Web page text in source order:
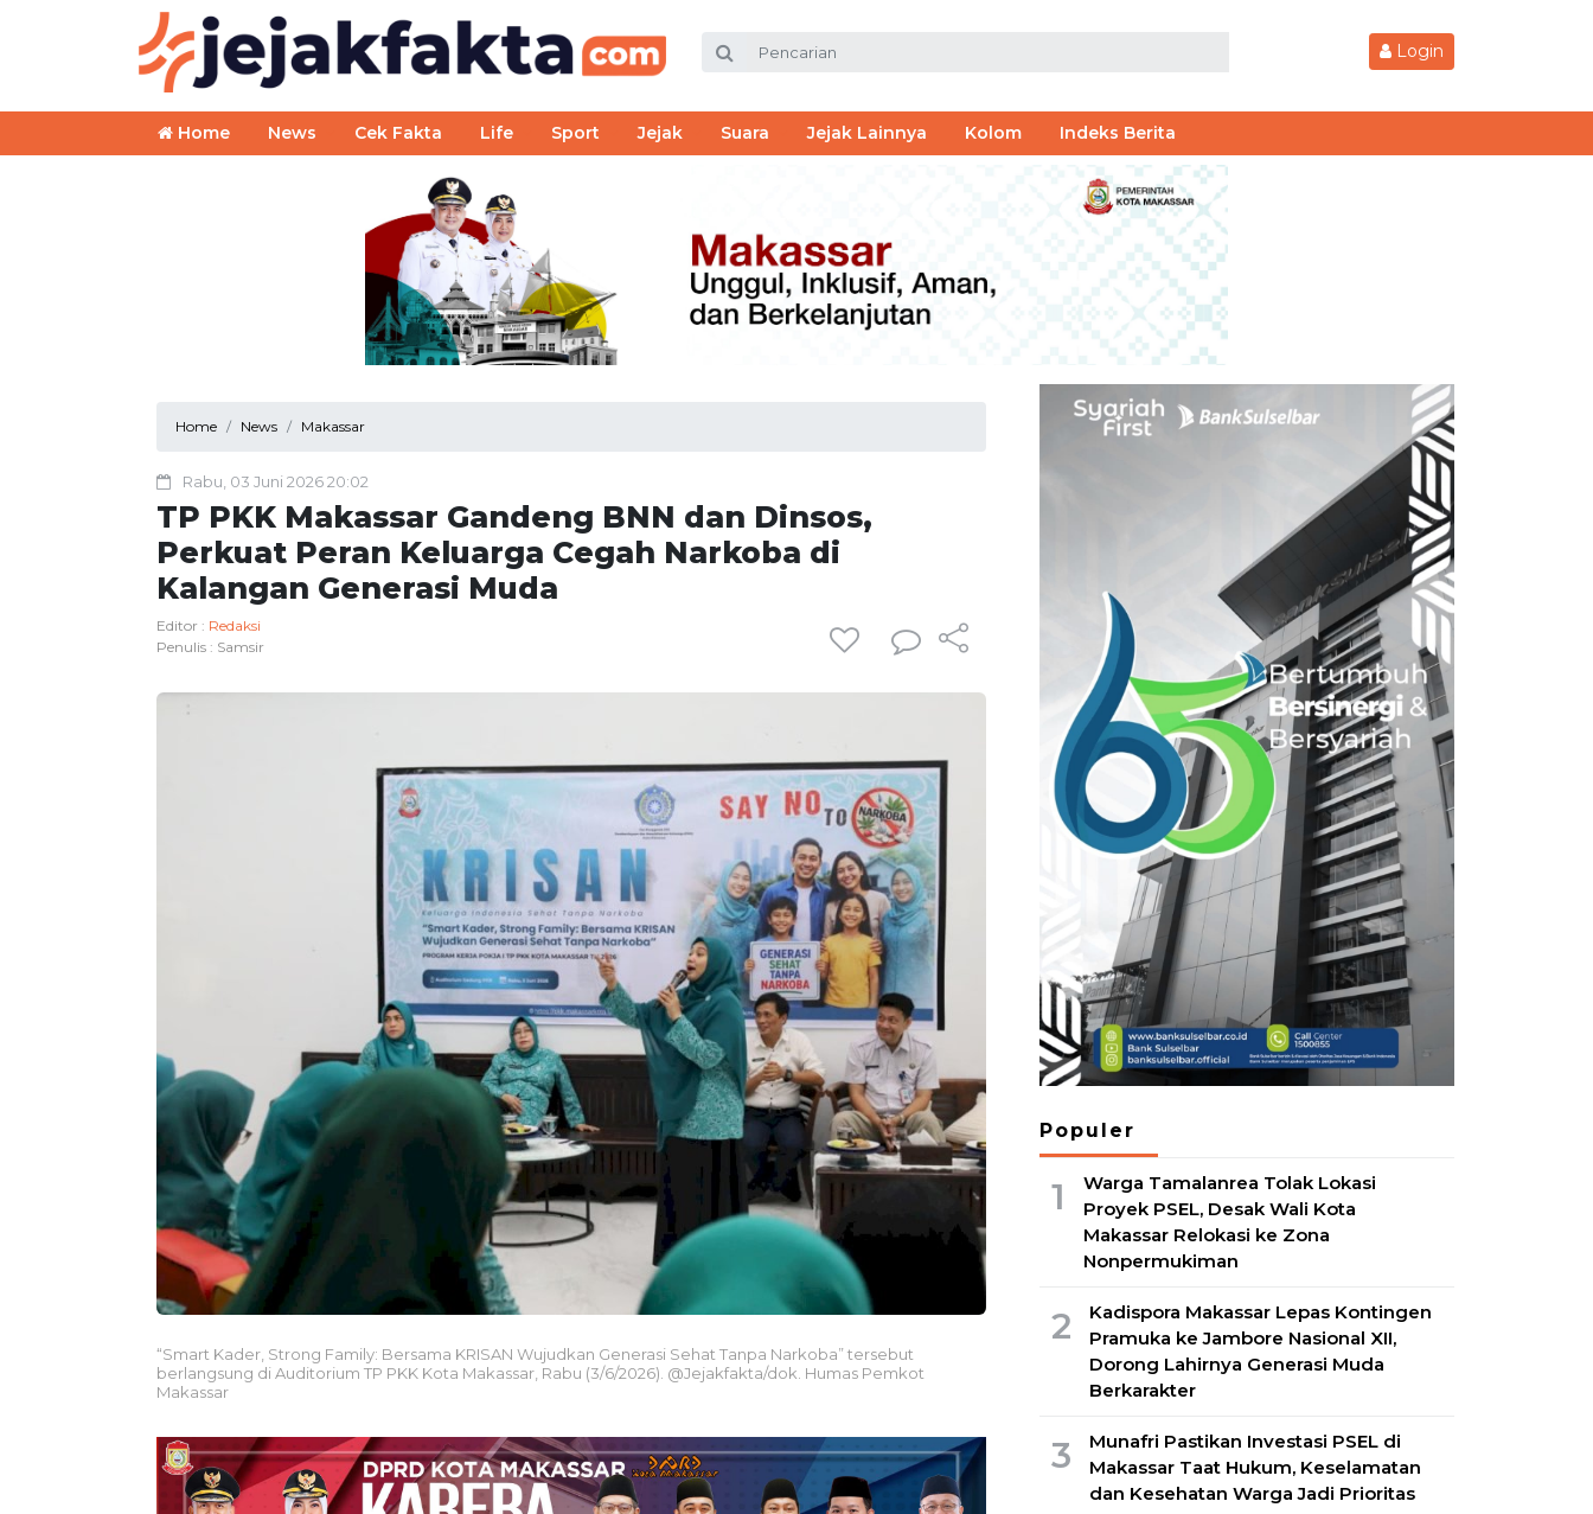
Login
Home News Cek Fakta Life Sport Jejak Suara Jejak Lainnya Kolom Indeks Berita
Home News Makassar
Rabu, 03 Juni 2026 20:02
TP PKK Makassar Gandeng BNN dan Dinsos,
Perkuat Peran Keluarga Cegah Narkoba di
Kalangan Generasi Muda
Editor : Redaksi
Penulis : Samsir
“Smart Kader, Strong Family: Bersama KRISAN Wujudkan Generasi Sehat Tanpa Narkoba” tersebut
berlangsung di Auditorium TP PKK Kota Makassar, Rabu (3/6/2026). @Jejakfakta/dok. Humas Pemkot
Makassar
Populer
1
Warga Tamalanrea Tolak Lokasi
Proyek PSEL, Desak Wali Kota
Makassar Relokasi ke Zona
Nonpermukiman
2
Kadispora Makassar Lepas Kontingen
Pramuka ke Jambore Nasional XII,
Dorong Lahirnya Generasi Muda
Berkarakter
3
Munafri Pastikan Investasi PSEL di
Makassar Taat Hukum, Keselamatan
dan Kesehatan Warga Jadi Prioritas